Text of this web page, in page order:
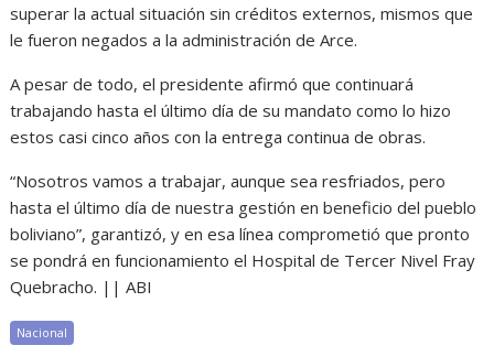
superar la actual situación sin créditos externos, mismos que
le fueron negados a la administración de Arce.
A pesar de todo, el presidente afirmó que continuará
trabajando hasta el último día de su mandato como lo hizo
estos casi cinco años con la entrega continua de obras.
“Nosotros vamos a trabajar, aunque sea resfriados, pero
hasta el último día de nuestra gestión en beneficio del pueblo
boliviano”, garantizó, y en esa línea comprometió que pronto
se pondrá en funcionamiento el Hospital de Tercer Nivel Fray
Quebracho. || ABI
Nacional